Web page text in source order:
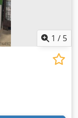
1 / 5